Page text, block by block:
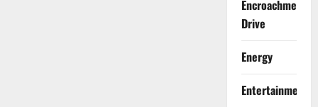
Encroachment
Drive
Energy
Entertainment